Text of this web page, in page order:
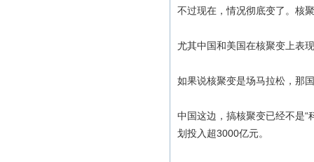
不过现在，情况彻底变了。核
尤其中国和美国在核聚变上表
如果说核聚变是场马拉松，那
中国这边，搞核聚变已经不是“
划投入超3000亿元。